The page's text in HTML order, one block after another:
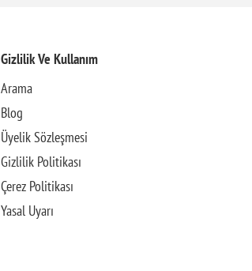
Gizlilik Ve Kullanım
Arama
Blog
Üyelik Sözleşmesi
Gizlilik Politikası
Çerez Politikası
Yasal Uyarı